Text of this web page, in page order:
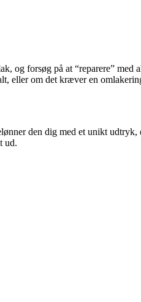
og forsøg på at “reparere” med
eller om det kræver en
den dig med et unikt
ud.